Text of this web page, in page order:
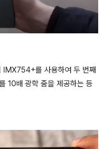
IMX754+를 사용하여 두 번째
10배 광학 줌을 제공하는 등